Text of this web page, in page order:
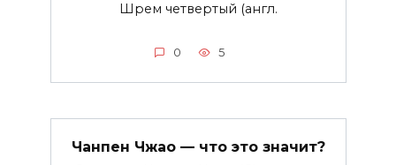
Шрем четвертый (англ.
0 5
Чанпен Чжао — что это значит?